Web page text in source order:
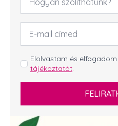
Email
cím
GDPR
*
Elolvastam és
tájékoztatót.